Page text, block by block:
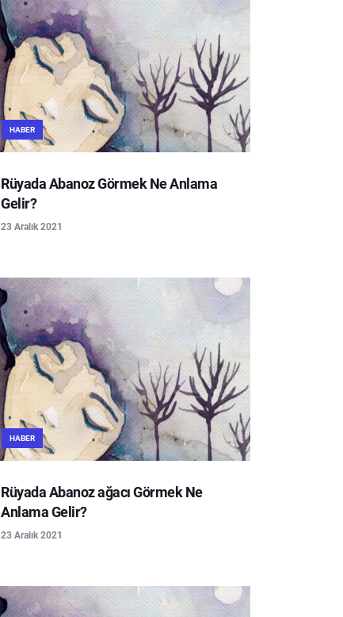
HABER
Rüyada Abanoz Görmek Ne Anlama
Gelir?
23 Aralık 2021
HABER
Rüyada Abanoz ağacı Görmek Ne
Anlama Gelir?
23 Aralık 2021